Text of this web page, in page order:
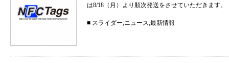
は8/18（月）より順次発送をさせていただきま
■ スライダー,ニュース,最新情報